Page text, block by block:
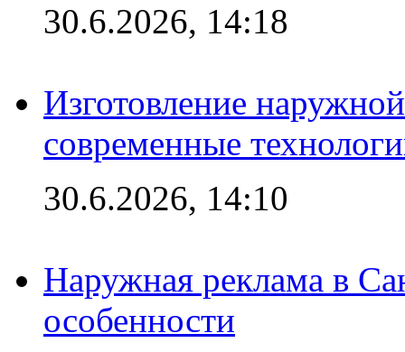
30.6.2026, 14:18
Изготовление
современные
30.6.2026, 14:10
Наружная реклама в
особенности